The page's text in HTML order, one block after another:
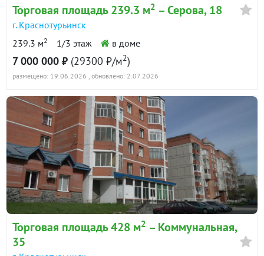
Торговая площадь 239.3 м2 – Серова, 18
г. Краснотурьинск
239.3 м2 1/3 этаж в доме
7 000 000 ₽ (29300 ₽/м2)
размещено: 19.06.2026 , обновлено: 2.07.2026
Торговая площадь 428 м2 – Коммунальная,
35